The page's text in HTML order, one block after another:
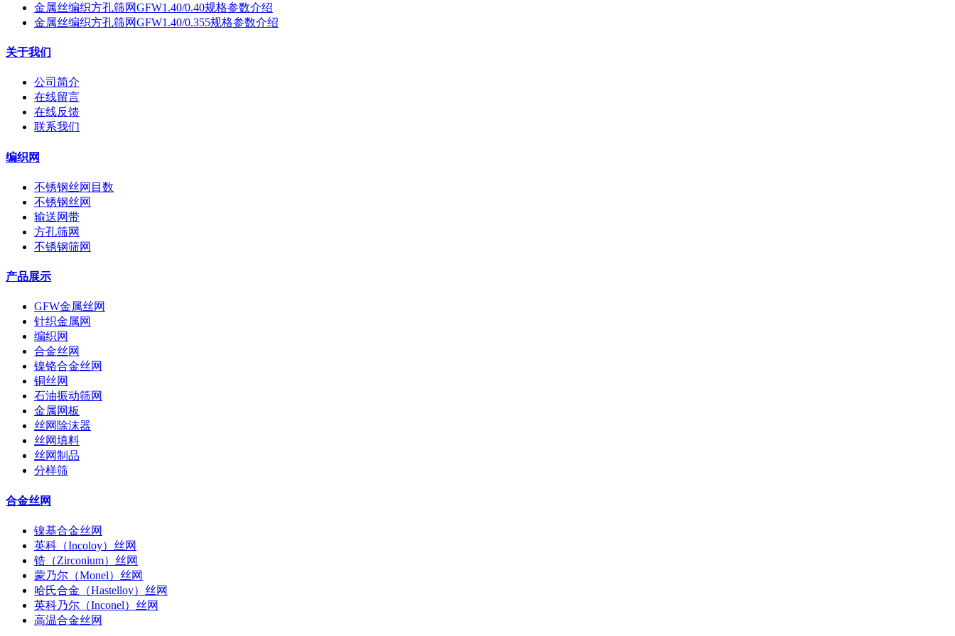
金属丝编织方孔筛网GFW1.40/0.40规格参数介绍
金属丝编织方孔筛网GFW1.40/0.355规格参数介绍
关于我们
公司简介
在线留言
在线反馈
联系我们
编织网
不锈钢丝网目数
不锈钢丝网
输送网带
方孔筛网
不锈钢筛网
产品展示
GFW金属丝网
针织金属网
编织网
合金丝网
镍铬合金丝网
铜丝网
石油振动筛网
金属网板
丝网除沫器
丝网填料
丝网制品
分样筛
合金丝网
镍基合金丝网
英科（Incoloy）丝网
锆（Zirconium）丝网
蒙乃尔（Monel）丝网
哈氏合金（Hastelloy）丝网
英科乃尔（Inconel）丝网
高温合金丝网